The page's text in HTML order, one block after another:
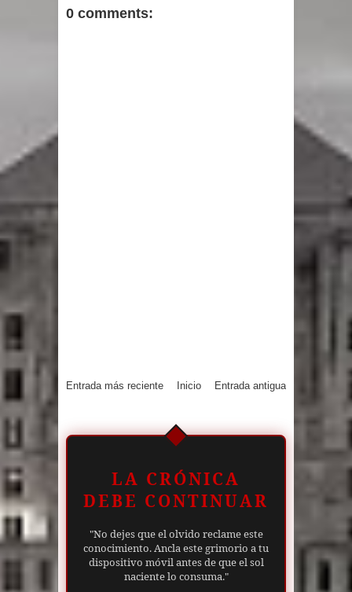
0 comments:
Entrada más reciente Entrada antigua
Inicio
LA CRÓNICA
DEBE CONTINUAR
"No dejes que el olvido reclame este
conocimiento. Ancla este grimorio a tu
dispositivo móvil antes de que el sol
naciente lo consuma."